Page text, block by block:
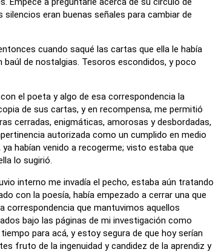
eran buenas señales para cambiar de
cuando saqué las cartas que ella le había
de nostalgias. Tesoros escondidos, y poco
el poeta y algo de esa correspondencia la
de sus cartas, y en recompensa, me permitió
cerradas, enigmáticas, amorosas y desbordadas,
autorizada como un cumplido en medio
habían venido a recogerme; visto estaba que
lo sugirió.
interno me invadía el pecho, estaba aún tratando
con la poesía, había empezado a cerrar una que
correspondencia que mantuvimos aquellos
bajo las páginas de mi investigación como
para acá, y estoy segura de que hoy serían
fruto de la ingenuidad y candidez de la aprendiz y